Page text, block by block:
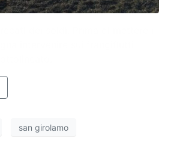
san girolamo